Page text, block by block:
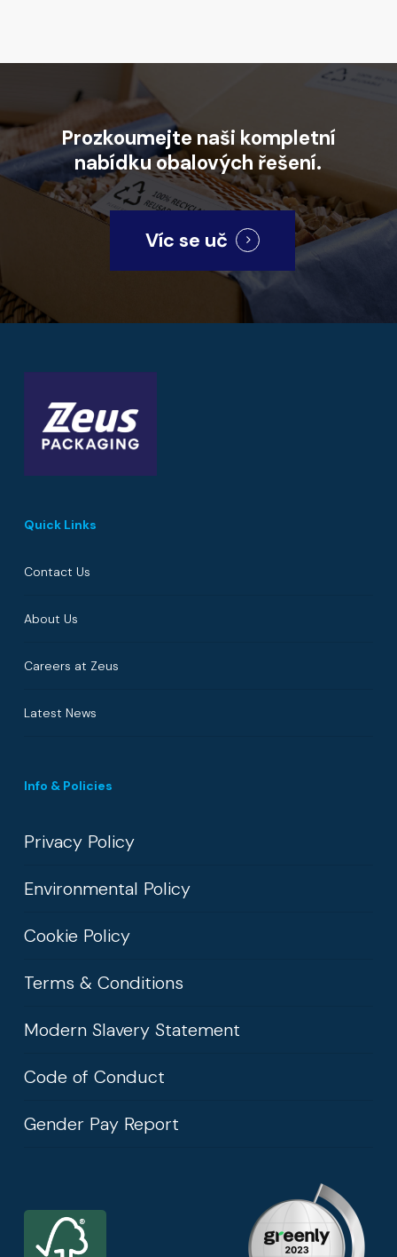
Prozkoumejtenaši kompletní
nabídkuobalových řešení.
Víc se uč
Quick Links
Contact Us
About Us
Careers at Zeus
Latest News
Info & Policies
Privacy Policy
Environmental Policy
Cookie Policy
Terms & Conditions
Modern Slavery Statement
Code of Conduct
Gender Pay Report